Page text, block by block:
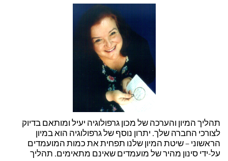
תהליך המיון והערכה של מכון גרפולוגיה יעיל ומותאם בדיוק
לצורכי החברה שלך. יתרון נוסף של גרפולוגיה הוא במיון
הראשוני – שיטת המיון שלנו תפחית את כמות המועמדים
על-ידי סינון מהיר של מועמדים שאינם מתאימים. תהליך